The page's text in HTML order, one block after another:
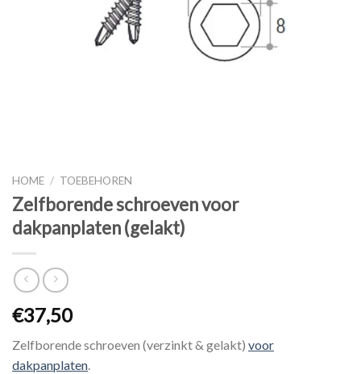
HOME / TOEBEHOREN
Zelfborende schroeven voor
dakpanplaten (gelakt)
€37,50
Zelfborende schroeven (verzinkt & gelakt) voor
dakpanplaten.